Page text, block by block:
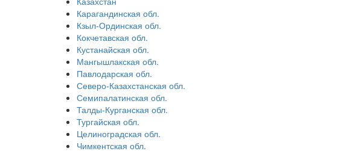
Карагандинская обл.
Кзыл-Ординская обл.
Кокчетавская обл.
Кустанайская обл.
Мангышлакская обл.
Павлодарская обл.
Северо-Казахстанская обл.
Семипалатинская обл.
Талды-Курганская обл.
Тургайская обл.
Целиноградская обл.
Чимкентская обл.